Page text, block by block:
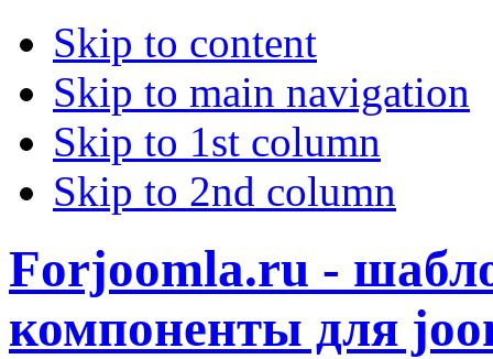
Skip to content
Skip to main navigation
Skip to 1st column
Skip to 2nd column
Forjoomla.ru -
компоненты для